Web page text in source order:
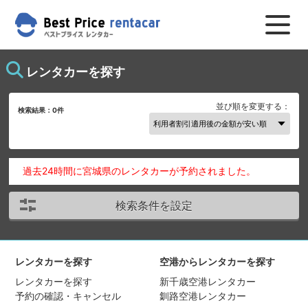
レンタカーを探す
検索結果：0件 並び順を変更する：
過去24時間に宮城県のレンタカーが予約されました。
検索条件を設定
レンタカーを探す
レンタカーを探す
予約の確認・キャンセル
空港からレンタカーを探す
新千歳空港レンタカー
釧路空港レンタカー